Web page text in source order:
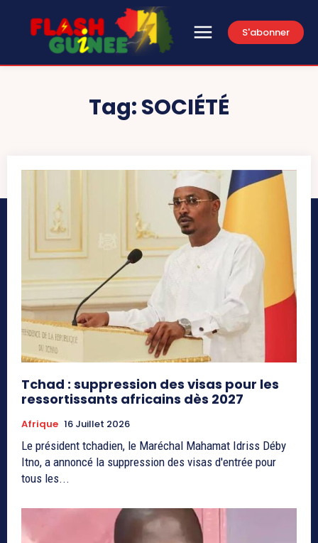
S'abonner
Tag:SOCIÉTÉ
Tchad : suppression des visas pour les
ressortissants africains dès 2027
Afrique 16 Juillet 2026
Le président tchadien, le Maréchal Mahamat Idriss Déby
Itno, a annoncé la suppression des visas d'entrée pour
tous les...